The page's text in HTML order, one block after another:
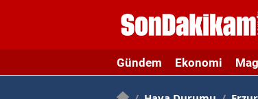
Gündem Ekonomi